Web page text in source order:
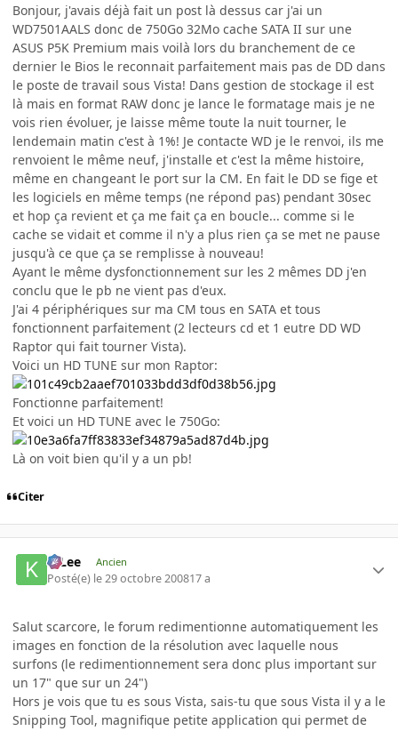
Bonjour, j'avais déjà fait un post là dessus car j'ai un
WD7501AALS donc de 750Go 32Mo cache SATA II sur une
ASUS P5K Premium mais voilà lors du branchement de ce
dernier le Bios le reconnait parfaitement mais pas de DD dans
le poste de travail sous Vista! Dans gestion de stockage il est
là mais en format RAW donc je lance le formatage mais je ne
vois rien évoluer, je laisse même toute la nuit tourner, le
lendemain matin c'est à 1%! Je contacte WD je le renvoi, ils me
renvoient le même neuf, j'installe et c'est la même histoire,
même en changeant le port sur la CM. En fait le DD se fige et
les logiciels en même temps (ne répond pas) pendant 30sec
et hop ça revient et ça me fait ça en boucle... comme si le
cache se vidait et comme il n'y a plus rien ça se met ne pause
jusqu'à ce que ça se remplisse à nouveau!
Ayant le même dysfonctionnement sur les 2 mêmes DD j'en
conclu que le pb ne vient pas d'eux.
J'ai 4 périphériques sur ma CM tous en SATA et tous
fonctionnent parfaitement (2 lecteurs cd et 1 eutre DD WD
Raptor qui fait tourner Vista).
Voici un HD TUNE sur mon Raptor:
Fonctionne parfaitement!
Et voici un HD TUNE avec le 750Go:
Là on voit bien qu'il y a un pb!
Citer
K-Lee Ancien
Posté(e) le 29 octobre 200817 a
Salut scarcore, le forum redimentionne automatiquement les
images en fonction de la résolution avec laquelle nous
surfons (le redimentionnement sera donc plus important sur
un 17" que sur un 24")
Hors je vois que tu es sous Vista, sais-tu que sous Vista il y a le
Snipping Tool, magnifique petite application qui permet de